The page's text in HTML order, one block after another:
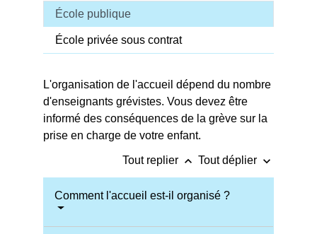
École publique
École privée sous contrat
L'organisation de l'accueil dépend du nombre
d'enseignants grévistes. Vous devez être
informé des conséquences de la grève sur la
prise en charge de votre enfant.
Tout replier keyboard_arrow_up Tout déplier keyboard_arrow_down
Comment l'accueil est-il organisé ?